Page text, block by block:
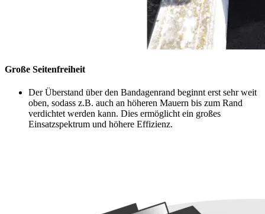
Große Seitenfreiheit
Der Überstand über den Bandagenrand beginnt erst sehr weit
oben, sodass z.B. auch an höheren Mauern bis zum Rand
verdichtet werden kann. Dies ermöglicht ein großes
Einsatzspektrum und höhere Effizienz.